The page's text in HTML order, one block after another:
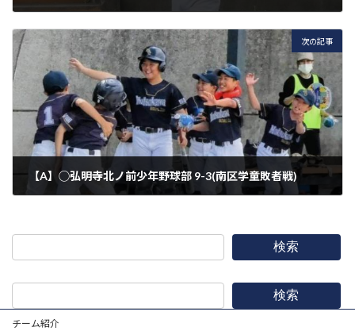
次の記事
【A】◯弘明寺北ノ前少年野球部 9-3(南区学童敗者戦)
検索
検索
チーム紹介